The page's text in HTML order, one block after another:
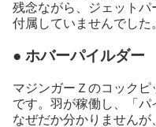
残念ながら、ジェット
付属していませんでした
● ホバーパイルダー
マジンガーＺのコックピ
です。羽が稼働し、「パ
なぜだか分かりません